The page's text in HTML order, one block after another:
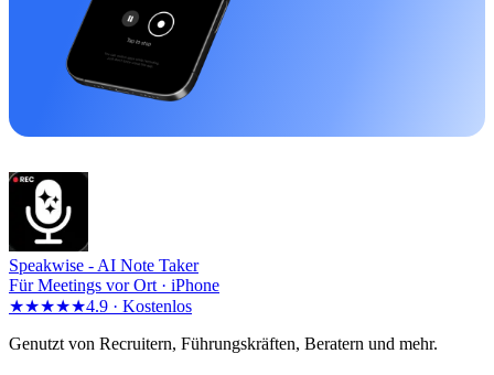
Speakwise - AI Note Taker
Für Meetings vor Ort · iPhone
★★★★★4.9 · Kostenlos
Genutzt von Recruitern, Führungskräften, Beratern und mehr.